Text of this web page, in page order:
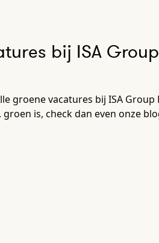
bij ISA Group
groene vacatures bij ISA Group
is, check dan even onze